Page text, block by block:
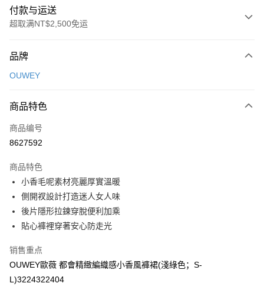
付款与运送
超取满NT$2,500免运
信用卡一次付款
3期 0利率，每期
合作金库商业银行
上海商业储蓄银行
台湾中小企业银行
汇丰（台湾）商业银行
联邦商业银行
元大商业银行
玉山商业银行
台湾乐天信用卡公司
超商取货付款
LINE Pay
Apple Pay
街口支付
悠遊付
大哥付你分期
【大哥付你分期使用说明】
品牌
OUWEY
商品特色
商品编号
8627592
商品特色
小香毛呢素材亮麗厚實溫暖
側開衩設計打造迷人女人味
後片隱形拉鍊穿脫便利加乘
貼心褲裡穿著安心防走光
销售重点
OUWEY歐薇 都會精緻編織感小香風褲裙(淺綠色；S-
L)3224322404